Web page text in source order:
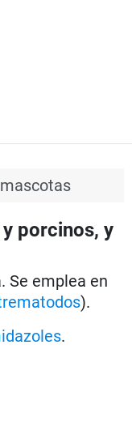
y porcinos, y
Se emplea en
).
.